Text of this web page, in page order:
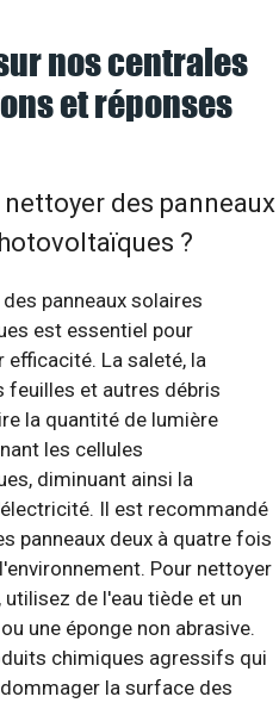
nos centrales
et réponses
des panneaux
?
panneaux solaires
est essentiel pour
efficacité. La saleté, la
feuilles et autres débris
la quantité de lumière
les cellules
diminuant ainsi la
Il est recommandé
panneaux deux à quatre fois
Pour nettoyer
utilisez de l'eau tiède et un
une éponge non abrasive.
chimiques agressifs qui
la surface des